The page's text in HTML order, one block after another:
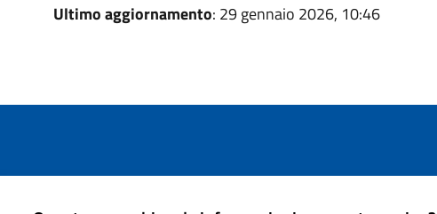
Ultimo aggiornamento: 29 gennaio 2026, 10:46